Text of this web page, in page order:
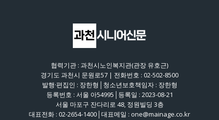
협력기관 : 과천시노인복지관(관장 유호근)
경기도 과천시 문원로57 | 전화번호 : 02-502-8500
발행·편집인 : 장한형│청소년보호책임자 : 장한형
등록번호 : 서울 아54995│등록일 : 2023-08-21
서울 마포구 잔다리로 48, 정원빌딩 3층
대표전화 : 02-2654-1400│대표메일 : one@mainage.co.kr